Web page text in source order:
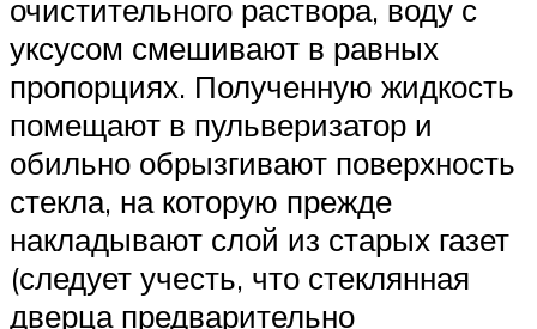
очистительного раствора, воду с
уксусом смешивают в равных
пропорциях. Полученную жидкость
помещают в пульверизатор и
обильно обрызгивают поверхность
стекла, на которую прежде
накладывают слой из старых газет
(следует учесть, что стеклянная
дверца предварительно